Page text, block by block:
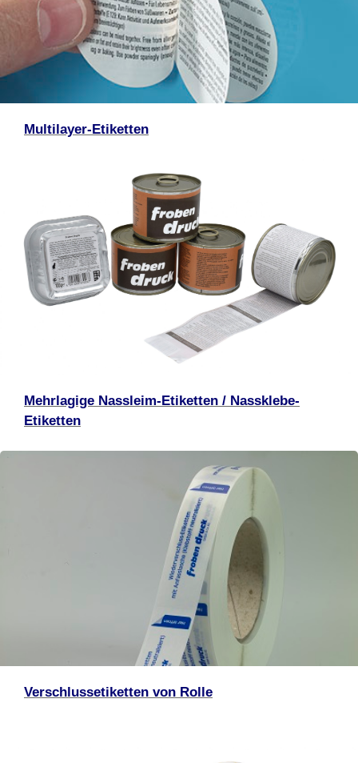
Multilayer-Etiketten
Mehrlagige Nassleim-Etiketten / Nassklebe-
Etiketten
Verschlussetiketten von Rolle